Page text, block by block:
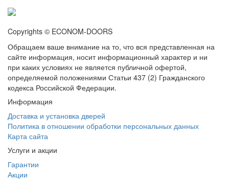
Copyrights © ECONOM-DOORS
Обращаем ваше внимание на то, что вся представленная на
сайте информация, носит информационный характер и ни
при каких условиях не является публичной офертой,
определяемой положениями Статьи 437 (2) Гражданского
кодекса Российской Федерации.
Информация
Доставка и установка дверей
Политика в отношении обработки персональных данных
Карта сайта
Услуги и акции
Гарантии
Акции